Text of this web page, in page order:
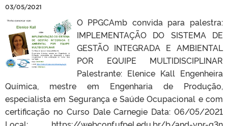
03/05/2021
O PPGCAmb convida para palestra:
IMPLEMENTAÇÃO DO SISTEMA DE
GESTÃO INTEGRADA E AMBIENTAL
POR EQUIPE MULTIDISCIPLINAR
Palestrante: Elenice Kall Engenheira
Química, mestre em Engenharia de Produção,
especialista em Segurança e Saúde Ocupacional e com
certificação no Curso Dale Carnegie Data: 06/05/2021
Local: https://webconf.ufpel.edu.br/b/and-ypr-g3n